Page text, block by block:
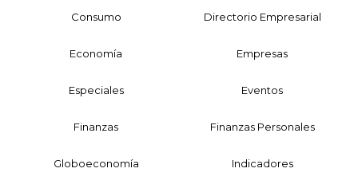
Consumo Directorio Empresarial
Economía Empresas
Especiales Eventos
Finanzas Finanzas Personales
Globoeconomía Indicadores